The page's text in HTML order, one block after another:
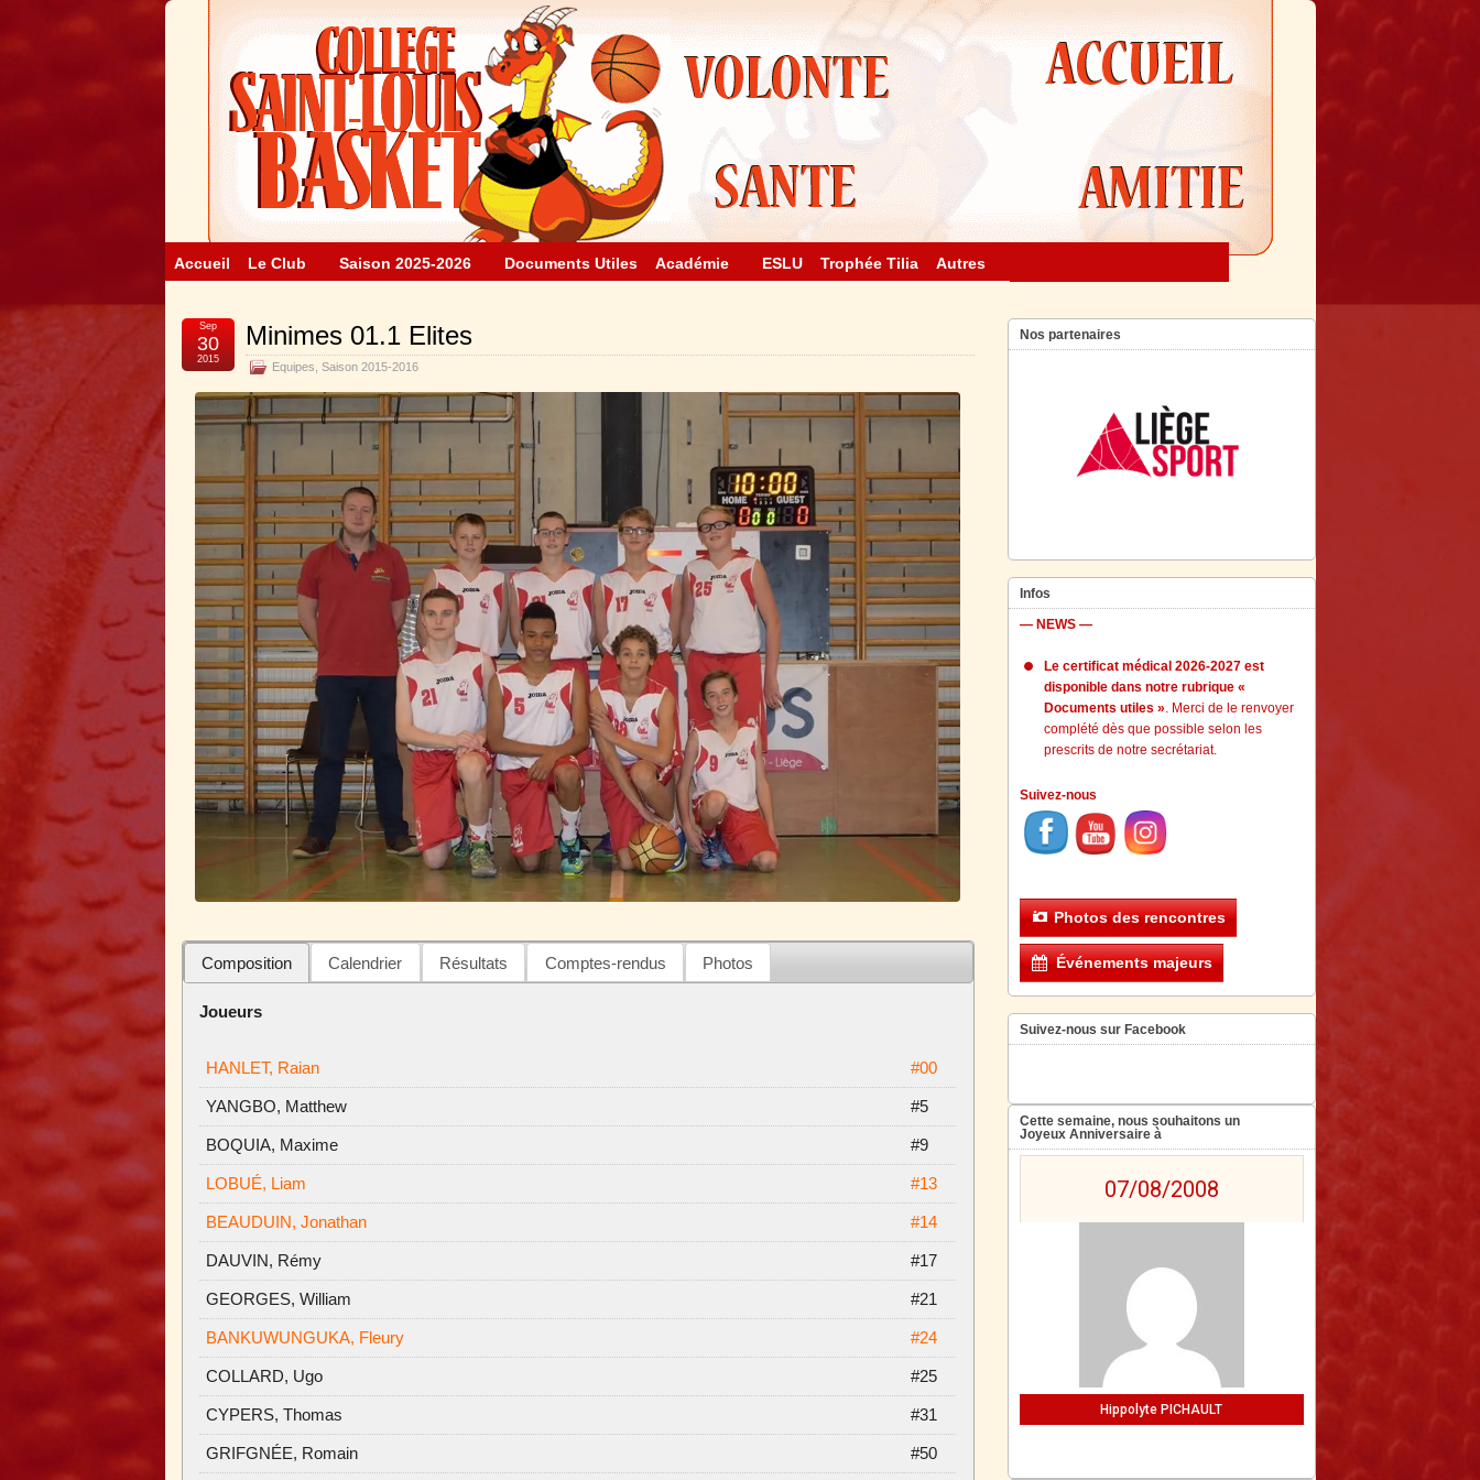
Accueil Le Club Saison 2025-2026 Documents Utiles Académie ESLU Trophée Tilia Autres
Minimes 01.1 Elites
Equipes Saison 2015-2016
Sep
30
2015
Composition Calendrier Résultats Comptes-rendus Photos
Joueurs
HANLET, Raian #00
YANGBO, Matthew #5
BOQUIA, Maxime #9
LOBUÉ, Liam #13
BEAUDUIN, Jonathan #14
DAUVIN, Rémy #17
GEORGES, William #21
BANKUWUNGUKA, Fleury #24
COLLARD, Ugo #25
CYPERS, Thomas #31
GRIFGNÉE, Romain #50
Nos partenaires
Infos
— NEWS —
Le certificat médical 2026-2027 est
disponible dans notre rubrique «
Documents utiles ». Merci de le renvoyer
complété dès que possible selon les
prescrits de notre secrétariat.
Suivez-nous
Photos des rencontres
Événements majeurs
Suivez-nous sur Facebook
Cette semaine, nous souhaitons un
Joyeux Anniversaire à
07/08/2008
Hippolyte PICHAULT